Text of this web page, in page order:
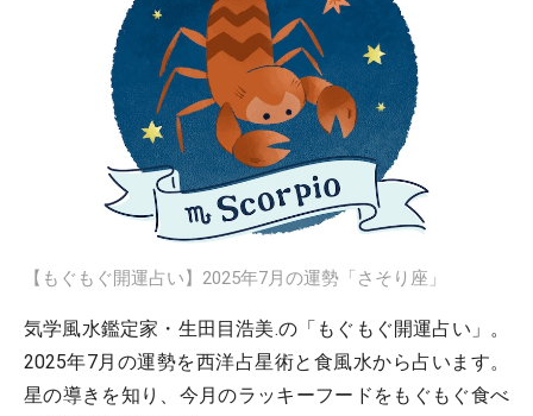
【もぐもぐ開運占い】2025年7月の運勢「さそり座」
気学風水鑑定家・生田目浩美.の「もぐもぐ開運占い」。
2025年7月の運勢を西洋占星術と食風水から占います。
星の導きを知り、今月のラッキーフードをもぐもぐ食べ